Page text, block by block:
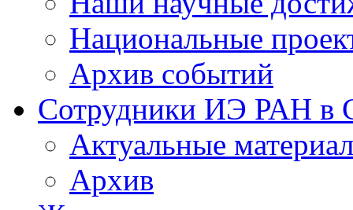
Национальные
Архив событий
Сотрудники ИЭ РАН
Актуальные
Архив